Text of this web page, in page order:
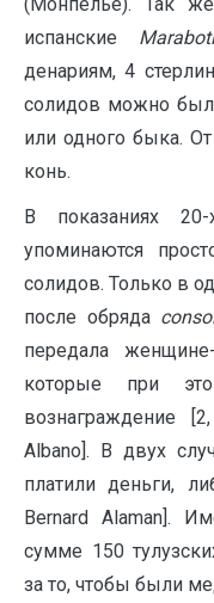
испанские
денариям, 4
солидов можно
или одного быка.
конь.
В показаниях
упоминаются
солидов. Только в
после обряда
передала
которые при
вознаграждение
Albano]. В двух
платили деньги,
Bernard Alaman].
сумме 150
за то, чтобы были